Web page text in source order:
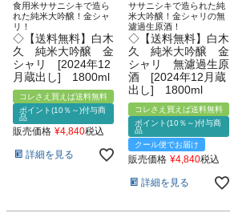
食用米ササニシキで造ら
れた純米大吟醸！金シャ
リ！
◇【送料無料】白木
久 純米大吟醸 金
シャリ [2024年12
月蔵出し] 1800ml
コレさえ買えば送料無料
ポイント(10％～)付与商
品
販売価格 ¥4,840税込
詳細を見る
ササニシキで造られた純
米大吟醸！金シャリの無
濾過生原酒！
◇【送料無料】白木
久 純米大吟醸 金
シャリ 無濾過生原
酒 [2024年12月蔵
出し] 1800ml
コレさえ買えば送料無料
ポイント(10％～)付与商
品
クール便でお届け
販売価格 ¥4,840税込
詳細を見る